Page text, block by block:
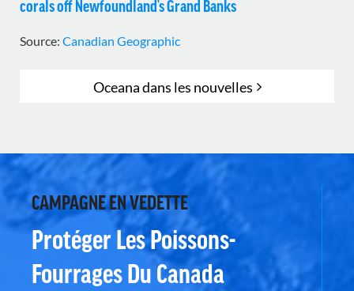
corals off Newfoundland’s Grand Banks
Source: Canadian Geographic
Oceana dans les nouvelles
CAMPAGNE EN VEDETTE
Protéger Les Poissons-
Fourrages Du Canada